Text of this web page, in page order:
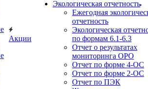
Акции
Экологическая отчетность
Ежегодная
отчетность
Экологическая
по формам 6.1-6.3
Отчет о результатах
мониторинга ОРО
Отчет по форме 4-ОС
Отчет по форме 2-ОС
Отчет по ПЭК